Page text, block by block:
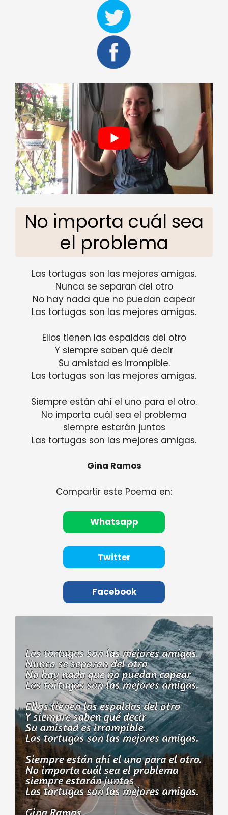
No importa cuál sea
el problema
Las tortugas son las mejores amigas.
Nunca se separan del otro
No hay nada que no puedan capear
Las tortugas son las mejores amigas.
Ellos tienen las espaldas del otro
Y siempre saben qué decir
Su amistad es irrompible.
Las tortugas son las mejores amigas.
Siempre están ahí el uno para el otro.
No importa cuál sea el problema
siempre estarán juntos
Las tortugas son las mejores amigas.
Gina Ramos
Compartir este Poema en:
Whatsapp
Twitter
Facebook